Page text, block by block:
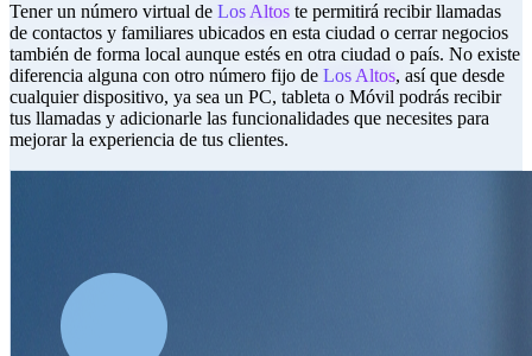
Tener un número virtual de Los Altos te permitirá recibir llamadas
de contactos y familiares ubicados en esta ciudad o cerrar negocios
también de forma local aunque estés en otra ciudad o país. No existe
diferencia alguna con otro número fijo de Los Altos, así que desde
cualquier dispositivo, ya sea un PC, tableta o Móvil podrás recibir
tus llamadas y adicionarle las funcionalidades que necesites para
mejorar la experiencia de tus clientes.